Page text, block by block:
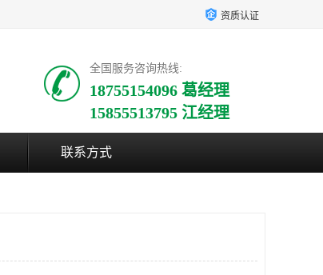
资质认证
全国服务咨询热线:
18755154096 葛经理
15855513795 江经理
联系方式